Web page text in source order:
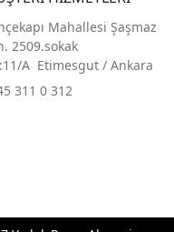
Mahallesi Şaşmaz
2509.sokak
A Etimesgut / Ankara
311 0 312